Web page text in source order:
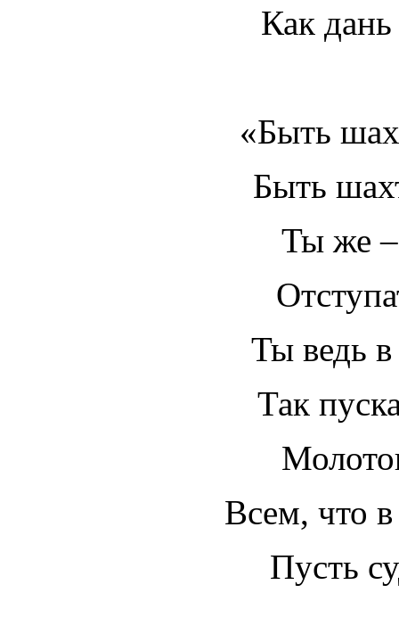
Как
«Быть
Быть
Ты же
Ты ведь
Так
Всем, что
Пусть